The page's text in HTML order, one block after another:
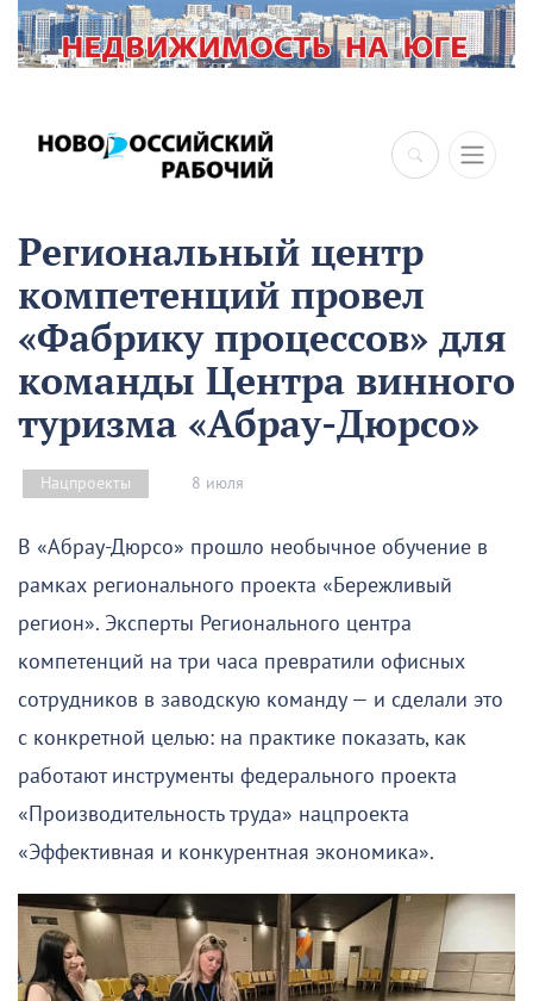
×
Региональный центр
компетенций провел
«Фабрику процессов» для
команды Центра винного
туризма «Абрау-Дюрсо»
Нацпроекты 8 июля
В «Абрау-Дюрсо» прошло необычное обучение в
рамках регионального проекта «Бережливый
регион». Эксперты Регионального центра
компетенций на три часа превратили офисных
сотрудников в заводскую команду — и сделали это
с конкретной целью: на практике показать, как
работают инструменты федерального проекта
«Производительность труда» нацпроекта
«Эффективная и конкурентная экономика».